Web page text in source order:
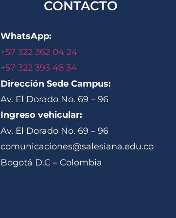
CONTACTO
WhatsApp:
+57 322 362 04 24
+57 322 393 48 34
Dirección Sede Campus:
Av. El Dorado No. 69 – 96
Ingreso vehicular:
Av. El Dorado No. 69 – 96
comunicaciones@salesiana.edu.co
Bogotá D.C – Colombia